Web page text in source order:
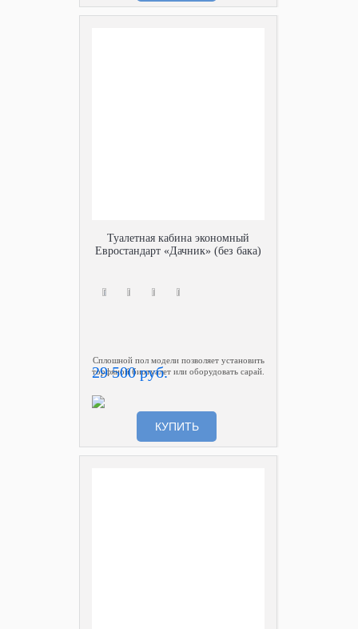
Туалетная кабина экономный
Евростандарт «Дачник» (без бака)
Сплошной пол модели позволяет установить
торфяной биотуалет или оборудовать сарай.
29 500 руб.
КУПИТЬ